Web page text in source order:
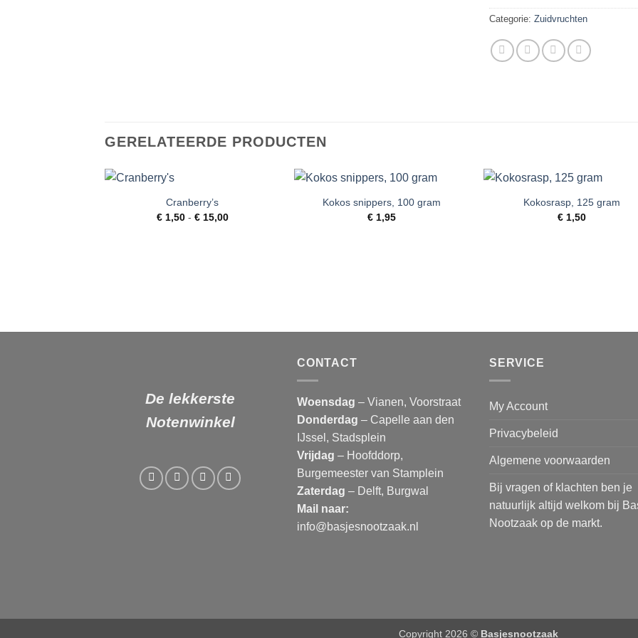
Categorie: Zuidvruchten
GERELATEERDE PRODUCTEN
Cranberry’s
€1,50 - €15,00Prijsklasse:
Toevoegen
Kokos snippers, 100 gram
€ 1,95
Kokosrasp, 125 gram
€1,50
De lekkerste
Notenwinkel
CONTACT
Woensdag – Vianen, Voorstraat
Donderdag – Capelle aan den
IJssel, Stadsplein
Vrijdag – Hoofddorp,
Burgemeester van Stamplein
Zaterdag – Delft, Burgwal
Mail naar:
info@basjesnootzaak.nl
SERVICE
My Account
Privacybeleid
Algemene voorwaarden
Bij vragen of klachten ben je
natuurlijk altijd welkom bij
Nootzaak op de markt.
Copyright 2026 © Basjesnootzaak